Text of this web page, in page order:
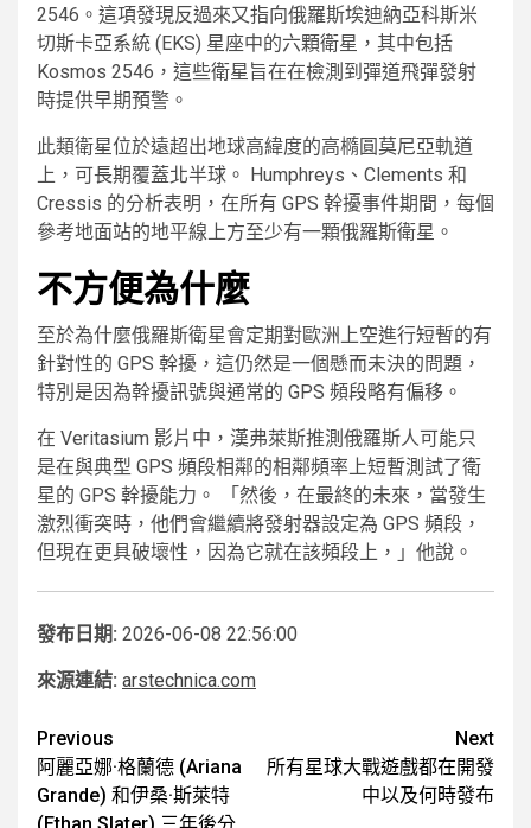
2546。這項發現反過來又指向俄羅斯埃迪納亞科斯米
切斯卡亞系統 (EKS) 星座中的六顆衛星，其中包括
Kosmos 2546，這些衛星旨在在檢測到彈道飛彈發射
時提供早期預警。
此類衛星位於遠超出地球高緯度的高橢圓莫尼亞軌道
上，可長期覆蓋北半球。 Humphreys、Clements 和
Cressis 的分析表明，在所有 GPS 幹擾事件期間，每個
參考地面站的地平線上方至少有一顆俄羅斯衛星。
不方便為什麼
至於為什麼俄羅斯衛星會定期對歐洲上空進行短暫的有
針對性的 GPS 幹擾，這仍然是一個懸而未決的問題，
特別是因為幹擾訊號與通常的 GPS 頻段略有偏移。
在 Veritasium 影片中，漢弗萊斯推測俄羅斯人可能只
是在與典型 GPS 頻段相鄰的相鄰頻率上短暫測試了衛
星的 GPS 幹擾能力。 「然後，在最終的未來，當發生
激烈衝突時，他們會繼續將發射器設定為 GPS 頻段，
但現在更具破壞性，因為它就在該頻段上，」他說。
發布日期: 2026-06-08 22:56:00
來源連結: arstechnica.com
Post
navigation
Previous
阿麗亞娜·格蘭德 (Ariana
Grande) 和伊桑·斯萊特
Next
所有星球大戰遊戲都在開發
中以及何時發布